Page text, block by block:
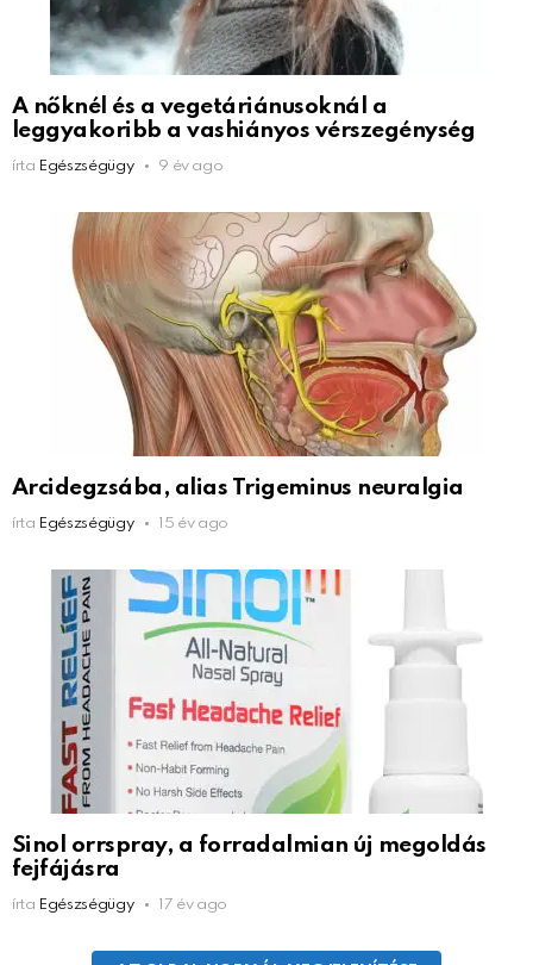
A nőknél és a vegetáriánusoknál a
leggyakoribb a vashiányos vérszegénység
írta Egészségügy 9 év ago
Arcidegzsába, alias Trigeminus neuralgia
írta Egészségügy 15 év ago
Sinol orrspray, a forradalmian új megoldás
fejfájásra
írta Egészségügy 17 év ago